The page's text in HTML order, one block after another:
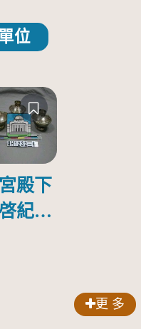
位
殿下
紀念
更 多